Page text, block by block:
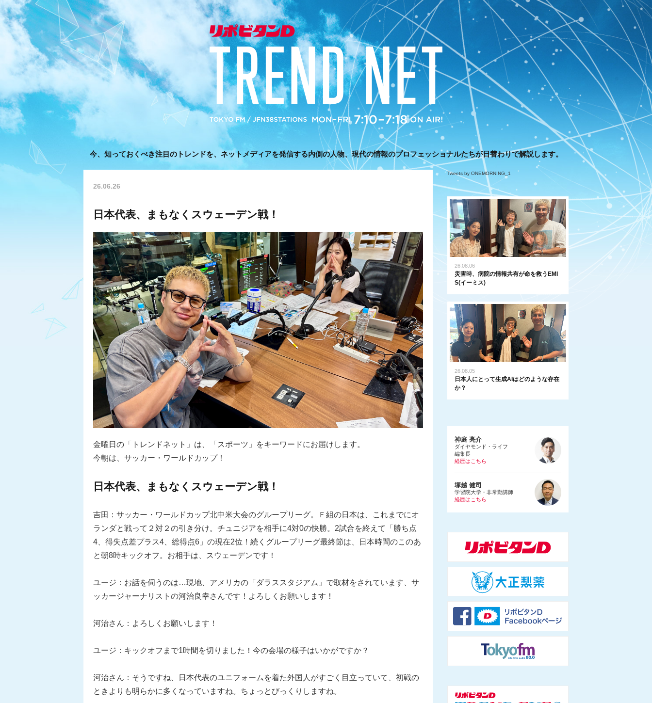
今、知っておくべき注目のトレンドを、ネットメディアを発信する内側の人物、現代の情報のプロフェッショナルたちが日替わりで解説します。
26.06.26
日本代表、まもなくスウェーデン戦！
金曜日の「トレンドネット」は、「スポーツ」をキーワードにお届けします。
今朝は、サッカー・ワールドカップ！
日本代表、まもなくスウェーデン戦！
吉田：サッカー・ワールドカップ北中米大会のグループリーグ。Ｆ組の日本は、これまでにオ
ランダと戦って２対２の引き分け。チュニジアを相手に4対0の快勝。2試合を終えて「勝ち点
4、得失点差プラス4、総得点6」の現在2位！続くグループリーグ最終節は、日本時間のこのあ
と朝8時キックオフ。お相手は、スウェーデンです！
ユージ：お話を伺うのは…現地、アメリカの「ダラススタジアム」で取材をされています、サ
ッカージャーナリストの河治良幸さんです！よろしくお願いします！
河治さん：よろしくお願いします！
ユージ：キックオフまで1時間を切りました！今の会場の様子はいかがですか？
河治さん：そうですね、日本代表のユニフォームを着た外国人がすごく目立っていて、初戦の
ときよりも明らかに多くなっていますね。ちょっとびっくりしますね。
Tweets by ONEMORNING_1
26.08.06
災害時、病院の情報共有が命を救うEMI
S(イーミス)
26.08.05
日本人にとって生成AIはどのような存在
か？
神庭 亮介
ダイヤモンド・ライフ
編集長
経歴はこちら
1983年、埼玉県生まれ。早稲田大学法学
部を卒業後、2005年に朝日新聞社入社。
文化くらし報道部やデジタル編集部で記
ットの話題やエンタメ、サブカルチャー
などを幅広く取材するかたわら、Abema
TV「ABEMAヒルズ」（2018年9月〜）
やNHKラジオ「三宅民夫のマイあさ！」
（2019年4月〜）に出演。
塚越 健司
学習院大学・非常勤講師
経歴はこちら
学、社会哲学。仏哲学者ミシェル・フー
コー研究のほか、インターネットの技術
（出版芸術社）をはじめ、共著等多数。
マスメディアでも積極的に発信し、朝日
新 聞論壇委員（2021年4月〜）もつとめ
る。